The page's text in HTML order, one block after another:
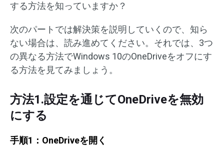
する方法を知っていますか？
次のパートでは解決策を説明していくので、知ら
ない場合は、読み進めてください。それでは、3つ
の異なる方法でWindows 10のOneDriveをオフにす
る方法を見てみましょう。
方法1.設定を通じてOneDriveを無効
にする
手順1：OneDriveを開く